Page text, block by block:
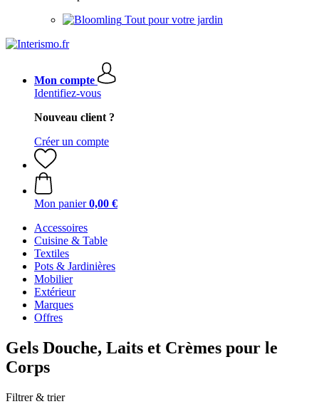
Tout pour votre jardin
Mon compte
Identifiez-vous
Nouveau client ?
Créer un compte
Mon panier 0,00 €
Accessoires
Cuisine & Table
Textiles
Pots & Jardinières
Mobilier
Extérieur
Marques
Offres
Gels Douche, Laits et Crèmes pour le
Corps
Filtrer & trier